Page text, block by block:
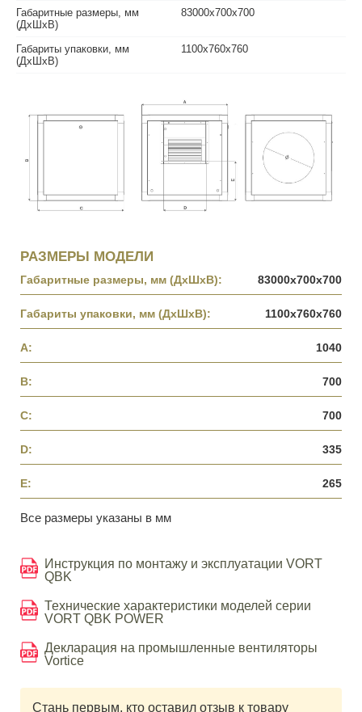
Габаритные размеры, мм
(ДхШхВ)
83000х700х700
Габариты упаковки, мм
(ДхШхВ)
1100х760х760
РАЗМЕРЫ МОДЕЛИ
Габаритные размеры, мм (ДхШхВ): 83000х700х700
Габариты упаковки, мм (ДхШхВ): 1100х760х760
A: 1040
B: 700
C: 700
D: 335
E: 265
Все размеры указаны в мм
Инструкция по монтажу и эксплуатации VORT
QBK
Технические характеристики моделей серии
VORT QBK POWER
Декларация на промышленные вентиляторы
Vortice
Стань первым, кто оставил отзыв к товару